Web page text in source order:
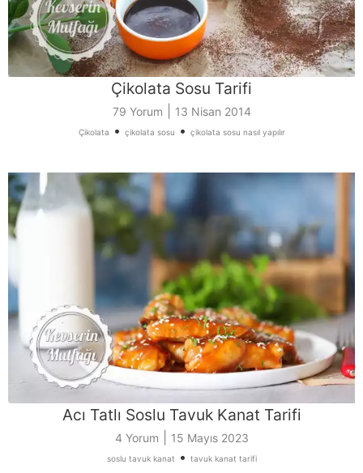
Çikolata Sosu Tarifi
79 Yorum 13 Nisan 2014
Çikolata • çikolata sosu • çikolata sosu nasıl yapılır
Acı Tatlı Soslu Tavuk Kanat Tarifi
4 Yorum 15 Mayıs 2023
soslu tavuk kanat • tavuk kanat tarifi